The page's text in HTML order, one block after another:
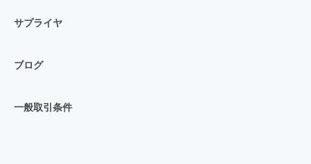
サプライヤ
ブログ
一般取引条件